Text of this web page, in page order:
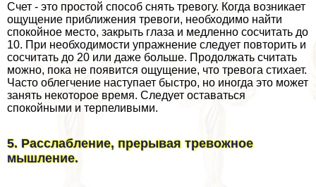
Счет - это простой способ снять тревогу. Когда возникает
ощущение приближения тревоги, необходимо найти
спокойное место, закрыть глаза и медленно сосчитать до
10. При необходимости упражнение следует повторить и
сосчитать до 20 или даже больше. Продолжать считать
можно, пока не появится ощущение, что тревога стихает.
Часто облегчение наступает быстро, но иногда это может
занять некоторое время. Следует оставаться
спокойными и терпеливыми.
5. Расслабление, прерывая тревожное
мышление.